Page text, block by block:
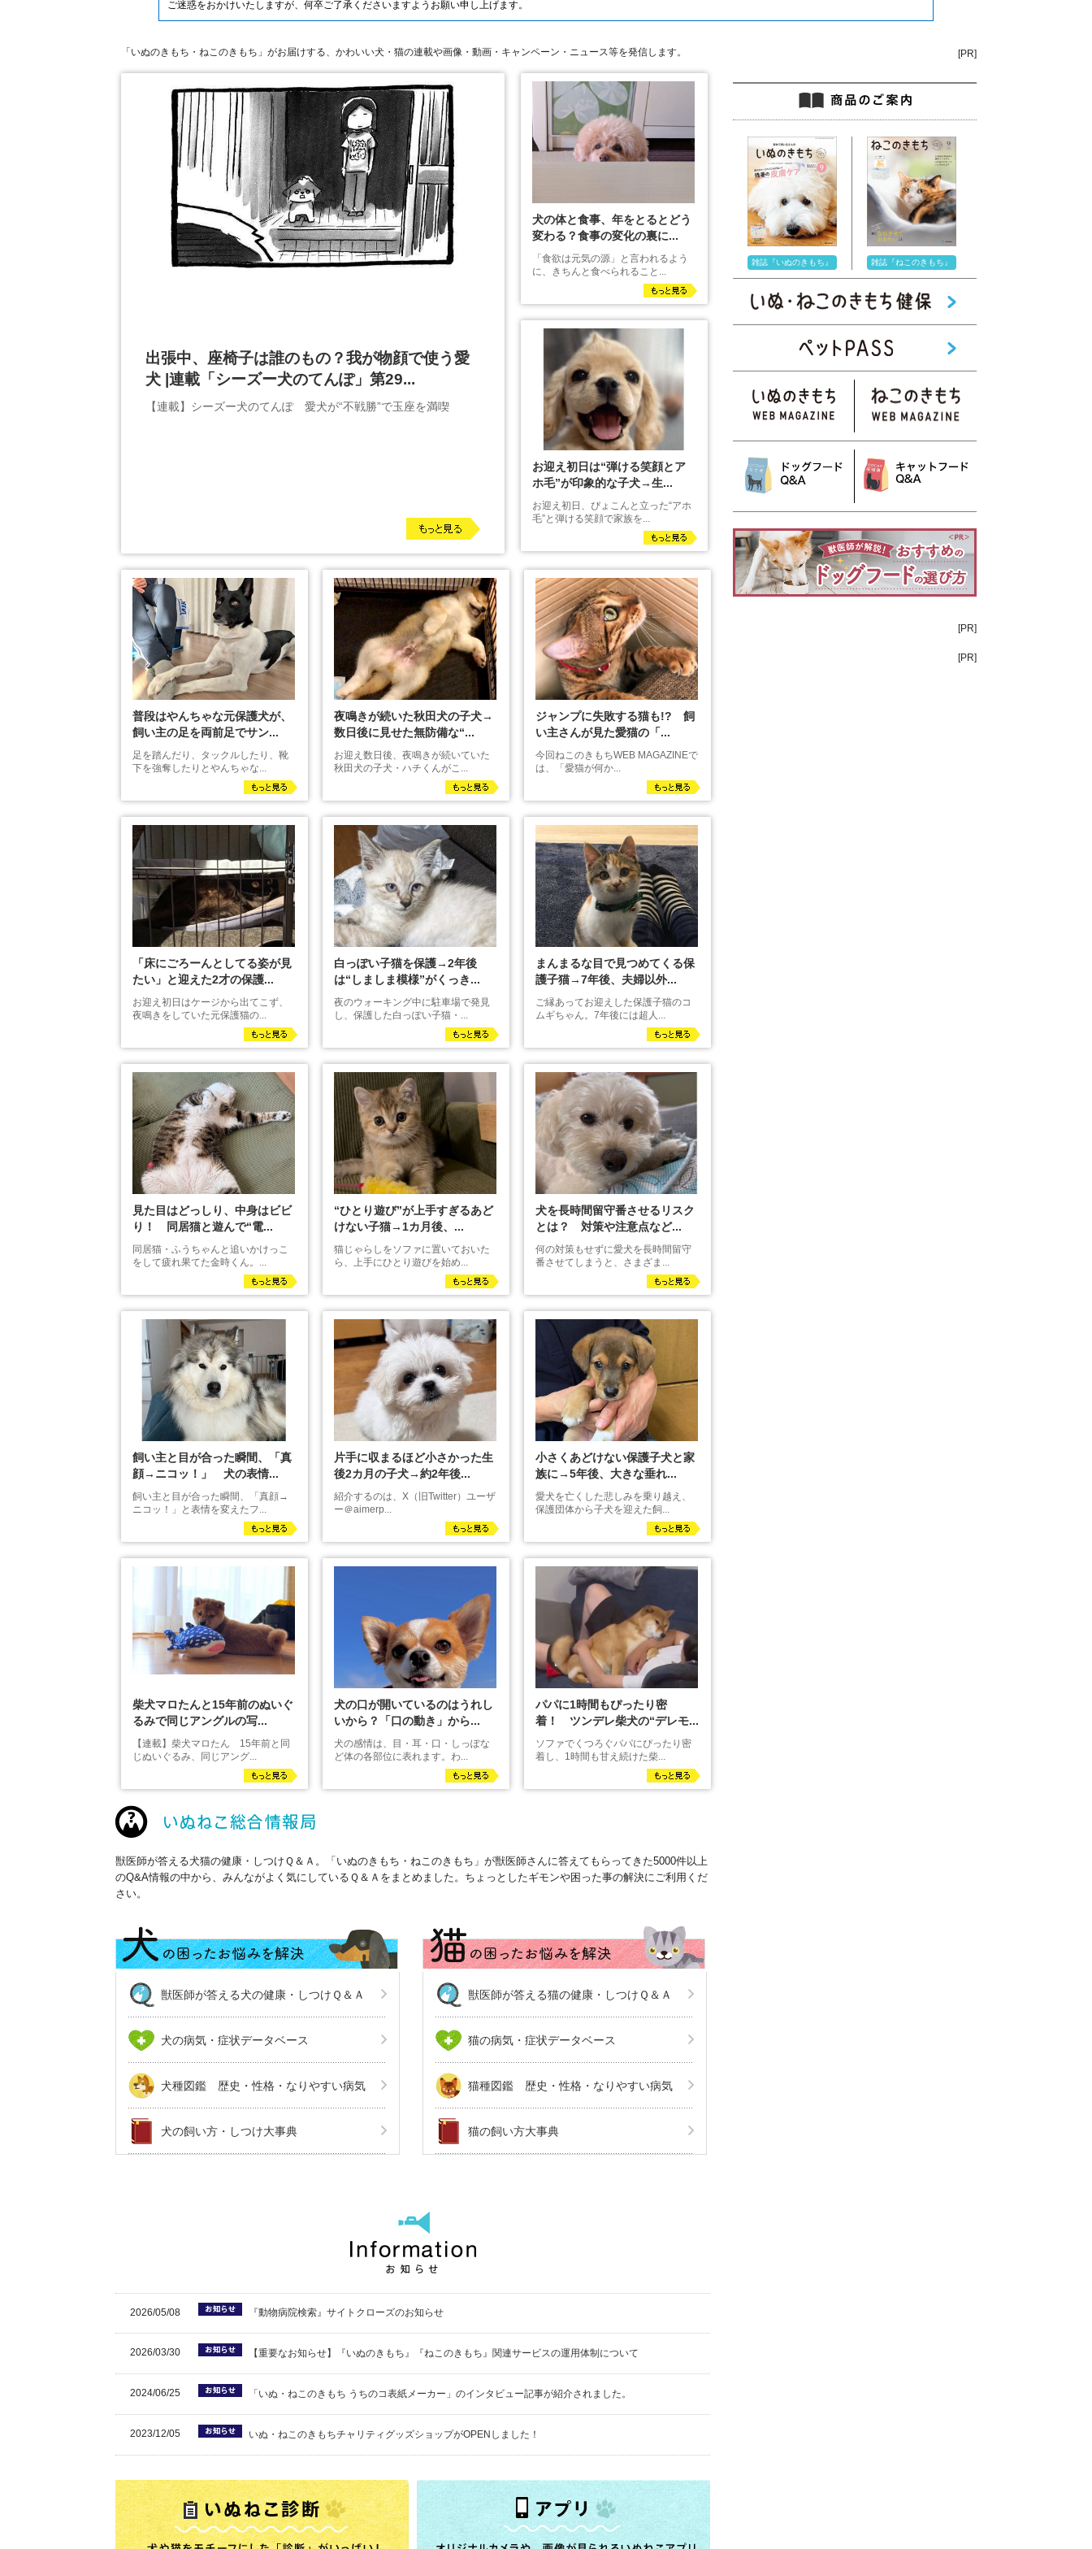
ご迷惑をおかけいたしますが、何卒ご了承くださいますようお願い申し上げます。
「いぬのきもち・ねこのきもち」がお届けする、かわいい犬・猫の連載や画像・動画・キャンペーン・ニュース等を発信します。
出張中、座椅子は誰のもの？我が物顔で使う愛
犬 |連載「シーズー犬のてんぽ」第29...
【連載】シーズー犬のてんぽ 愛犬が“不戦勝”で玉座を満喫
犬の体と食事、年をとるとどう
変わる？食事の変化の裏に...
「食欲は元気の源」と言われるよう
に、きちんと食べられること...
お迎え初日は“弾ける笑顔とア
ホ毛”が印象的な子犬→生...
お迎え初日、ぴょこんと立った“アホ
毛”と弾ける笑顔で家族を...
普段はやんちゃな元保護犬が、
飼い主の足を両前足でサン...
足を踏んだり、タックルしたり、靴
下を強奪したりとやんちゃな...
夜鳴きが続いた秋田犬の子犬→
数日後に見せた無防備な“...
お迎え数日後、夜鳴きが続いていた
秋田犬の子犬・ハチくんがこ...
ジャンプに失敗する猫も!? 飼
い主さんが見た愛猫の「...
今回ねこのきもちWEB MAGAZINEで
は、「愛猫が何か...
「床にごろーんとしてる姿が見
たい」と迎えた2才の保護...
お迎え初日はケージから出てこず、
夜鳴きをしていた元保護猫の...
白っぽい子猫を保護→2年後
は“しましま模様”がくっき...
夜のウォーキング中に駐車場で発見
し、保護した白っぽい子猫・...
まんまるな目で見つめてくる保
護子猫→7年後、夫婦以外...
ご縁あってお迎えした保護子猫のコ
ムギちゃん。7年後には超人...
見た目はどっしり、中身はビビ
り！ 同居猫と遊んで“電...
同居猫・ふうちゃんと追いかけっこ
をして疲れ果てた金時くん。...
“ひとり遊び”が上手すぎるあど
けない子猫→1カ月後、...
猫じゃらしをソファに置いておいた
ら、上手にひとり遊びを始め...
犬を長時間留守番させるリスク
とは？ 対策や注意点など...
何の対策もせずに愛犬を長時間留守
番させてしまうと、さまざま...
飼い主と目が合った瞬間、「真
顔→ニコッ！」 犬の表情...
飼い主と目が合った瞬間、「真顔→
ニコッ！」と表情を変えたフ...
片手に収まるほど小さかった生
後2カ月の子犬→約2年後...
紹介するのは、X（旧Twitter）ユーザ
ー＠aimerp...
小さくあどけない保護子犬と家
族に→5年後、大きな垂れ...
愛犬を亡くした悲しみを乗り越え、
保護団体から子犬を迎えた飼...
柴犬マロたんと15年前のぬいぐ
るみで同じアングルの写...
【連載】柴犬マロたん 15年前と同
じぬいぐるみ、同じアング...
犬の口が開いているのはうれし
いから？「口の動き」から...
犬の感情は、目・耳・口・しっぽな
ど体の各部位に表れます。わ...
パパに1時間もぴったり密
着！ ツンデレ柴犬の“デレモ...
ソファでくつろぐパパにぴったり密
着し、1時間も甘え続けた柴...
獣医師が答える犬猫の健康・しつけＱ＆Ａ。「いぬのきもち・ねこのきもち」が獣医師さんに答えてもらってきた5000件以上
のQ&A情報の中から、みんながよく気にしているＱ＆Ａをまとめました。ちょっとしたギモンや困った事の解決にご利用くだ
さい。
獣医師が答える犬の健康・しつけＱ＆Ａ
犬の病気・症状データベース
犬種図鑑 歴史・性格・なりやすい病気
犬の飼い方・しつけ大事典
獣医師が答える猫の健康・しつけＱ＆Ａ
猫の病気・症状データベース
猫種図鑑 歴史・性格・なりやすい病気
猫の飼い方大事典
2026/05/08 『動物病院検索』サイトクローズのお知らせ
2026/03/30 【重要なお知らせ】『いぬのきもち』『ねこのきもち』関連サービスの運用体制について
2024/06/25 「いぬ・ねこのきもち うちのコ表紙メーカー」のインタビュー記事が紹介されました。
2023/12/05 いぬ・ねこのきもちチャリティグッズショップがOPENしました！
[PR]
雑誌『いぬのきもち』 雑誌『ねこのきもち』
[PR]
[PR]